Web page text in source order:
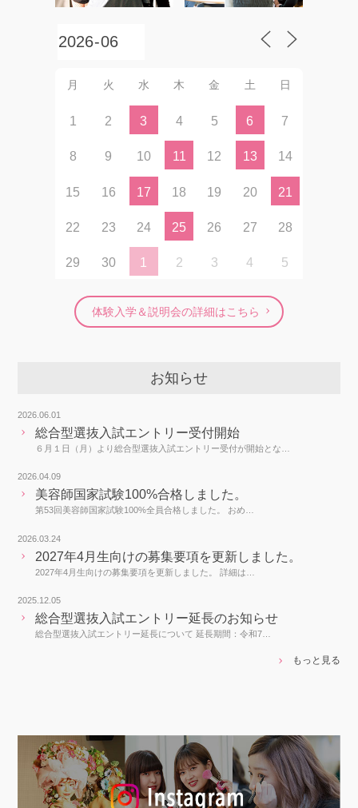
月 火 水 木 金 土 日
1 2 3 4 5 6 7
8 9 10 11 12 13 14
15 16 17 18 19 20 21
22 23 24 25 26 27 28
29 30 1 2 3 4 5
体験入学＆説明会の詳細はこちら
お知らせ
2026.06.01
総合型選抜入試エントリー受付開始
６月１日（月）より総合型選抜入試エントリー受付が開始とな…
2026.04.09
美容師国家試験100%合格しました。
第53回美容師国家試験100%全員合格しました。 おめ…
2026.03.24
2027年4月生向けの募集要項を更新しました。
2027年4月生向けの募集要項を更新しました。 詳細は…
2025.12.05
総合型選抜入試エントリー延長のお知らせ
総合型選抜入試エントリー延長について 延長期間：令和7…
もっと見る